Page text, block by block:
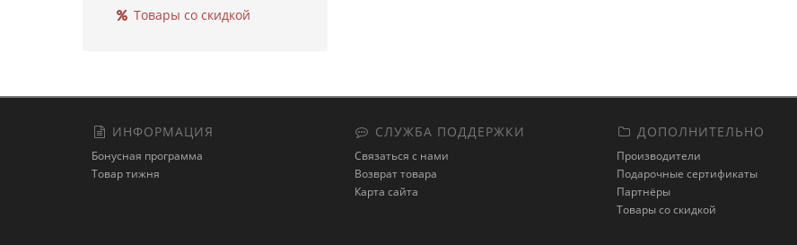
Товары со скидкой
ИНФОРМАЦИЯ
Бонусная программа
Товар тижня
СЛУЖБА ПОДДЕРЖКИ
Связаться с нами
Возврат товара
Карта сайта
ДОПОЛНИТЕЛЬНО
Производители
Подарочные сертификаты
Партнёры
Товары со скидкой